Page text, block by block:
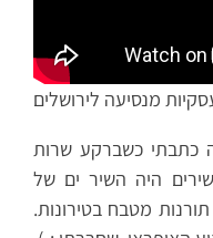
מנסיעה לירושלים
כתבתי כשברקע שרות
היה השיר ים של
מטבח בטירונות.